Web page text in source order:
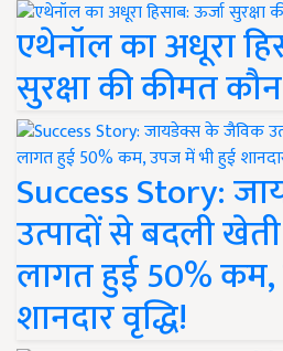
एथेनॉल का अधूरा
सुरक्षा की कीमत
Success Story:
उत्पादों से बदली
लागत हुई 50%
शानदार वृद्धि!